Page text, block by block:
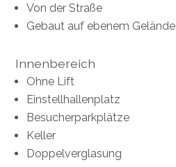
Von der Straße
Gebaut auf ebenem Gelände
Innenbereich
Ohne Lift
Einstellhallenplatz
Besucherparkplätze
Keller
Doppelverglasung